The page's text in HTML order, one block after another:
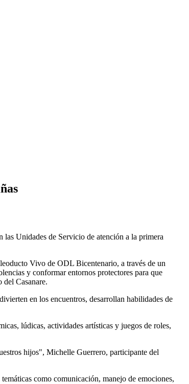
Unidades de Servicio de atención a la primera
Vivo de ODL Bicentenario, a través de un
y conformar entornos protectores para que
del Casanare.
en los encuentros, desarrollan habilidades de
lúdicas, actividades artísticas y juegos de roles,
hijos", Michelle Guerrero, participante del
como comunicación, manejo de emociones,